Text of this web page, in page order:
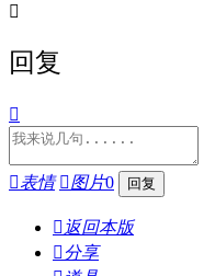

回复

表情 图片0
 返回本版
分享